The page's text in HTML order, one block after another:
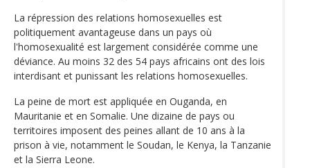
La répression des relations homosexuelles est
politiquement avantageuse dans un pays où
l'homosexualité est largement considérée comme une
déviance. Au moins 32 des 54 pays africains ont des lois
interdisant et punissant les relations homosexuelles.
La peine de mort est appliquée en Ouganda, en
Mauritanie et en Somalie. Une dizaine de pays ou
territoires imposent des peines allant de 10 ans à la
prison à vie, notamment le Soudan, le Kenya, la Tanzanie
et la Sierra Leone.